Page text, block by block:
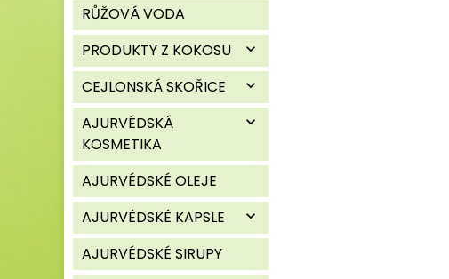
RŮŽOVÁ VODA
PRODUKTY Z KOKOSU
expand_more
CEJLONSKÁ SKOŘICE expand_more
AJURVÉDSKÁ
KOSMETIKA
expand_more
AJURVÉDSKÉ OLEJE
AJURVÉDSKÉ KAPSLE
expand_more
AJURVÉDSKÉ SIRUPY